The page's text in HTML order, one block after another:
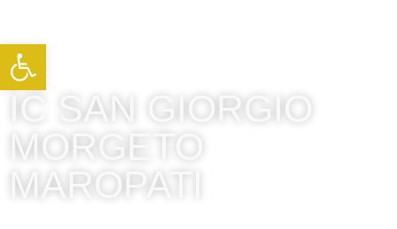
IC SAN GIORGIO
MORGETO
MAROPATI
Apri la barra degli strumenti